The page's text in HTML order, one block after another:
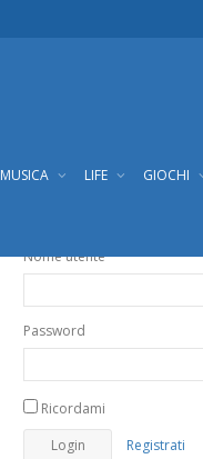
MUSICA LIFE GIOCHI
Nome utente
Password
Ricordami
Registrati